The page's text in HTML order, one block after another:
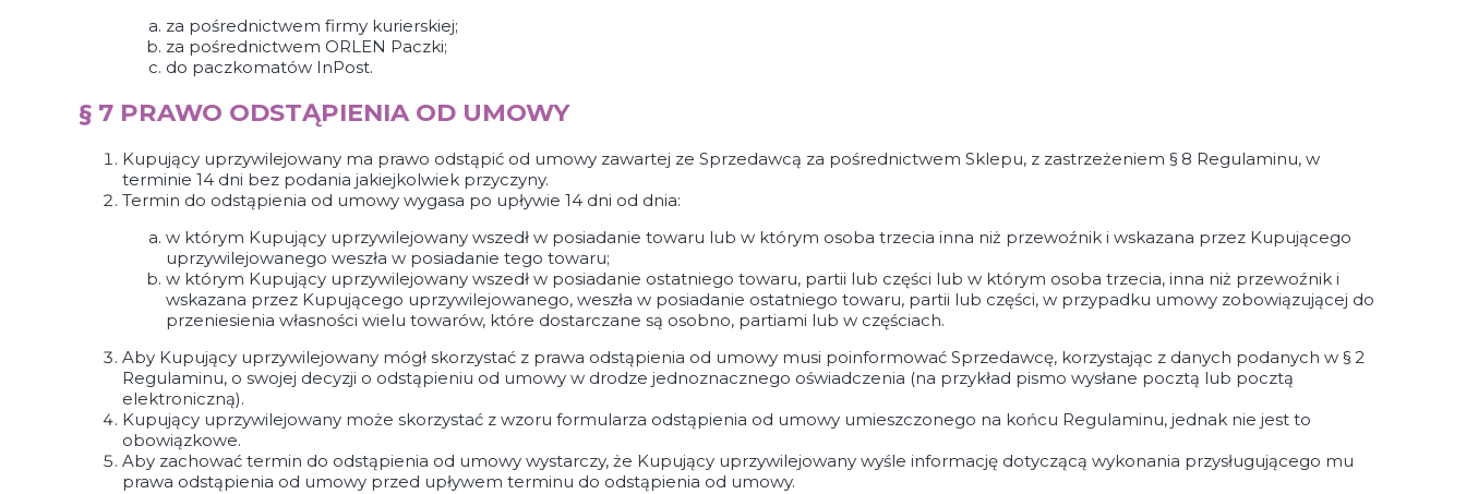
za pośrednictwem firmy kurierskiej;
za pośrednictwem ORLEN Paczki;
do paczkomatów InPost.
§ 7 PRAWO ODSTĄPIENIA OD UMOWY
Kupujący uprzywilejowany ma prawo odstąpić od umowy zawartej ze Sprzedawcą za pośrednictwem Sklepu, z zastrzeżeniem § 8 Regulaminu, w
terminie 14 dni bez podania jakiejkolwiek przyczyny.
Termin do odstąpienia od umowy wygasa po upływie 14 dni od dnia:
w którym Kupujący uprzywilejowany wszedł w posiadanie towaru lub w którym osoba trzecia inna niż przewoźnik i wskazana przez Kupującego
uprzywilejowanego weszła w posiadanie tego towaru;
w którym Kupujący uprzywilejowany wszedł w posiadanie ostatniego towaru, partii lub części lub w którym osoba trzecia, inna niż przewoźnik i
wskazana przez Kupującego uprzywilejowanego, weszła w posiadanie ostatniego towaru, partii lub części, w przypadku umowy zobowiązującej do
przeniesienia własności wielu towarów, które dostarczane są osobno, partiami lub w częściach.
Aby Kupujący uprzywilejowany mógł skorzystać z prawa odstąpienia od umowy musi poinformować Sprzedawcę, korzystając z danych podanych w § 2
Regulaminu, o swojej decyzji o odstąpieniu od umowy w drodze jednoznacznego oświadczenia (na przykład pismo wysłane pocztą lub pocztą
elektroniczną).
Kupujący uprzywilejowany może skorzystać z wzoru formularza odstąpienia od umowy umieszczonego na końcu Regulaminu, jednak nie jest to
obowiązkowe.
Aby zachować termin do odstąpienia od umowy wystarczy, że Kupujący uprzywilejowany wyśle informację dotyczącą wykonania przysługującego mu
prawa odstąpienia od umowy przed upływem terminu do odstąpienia od umowy.